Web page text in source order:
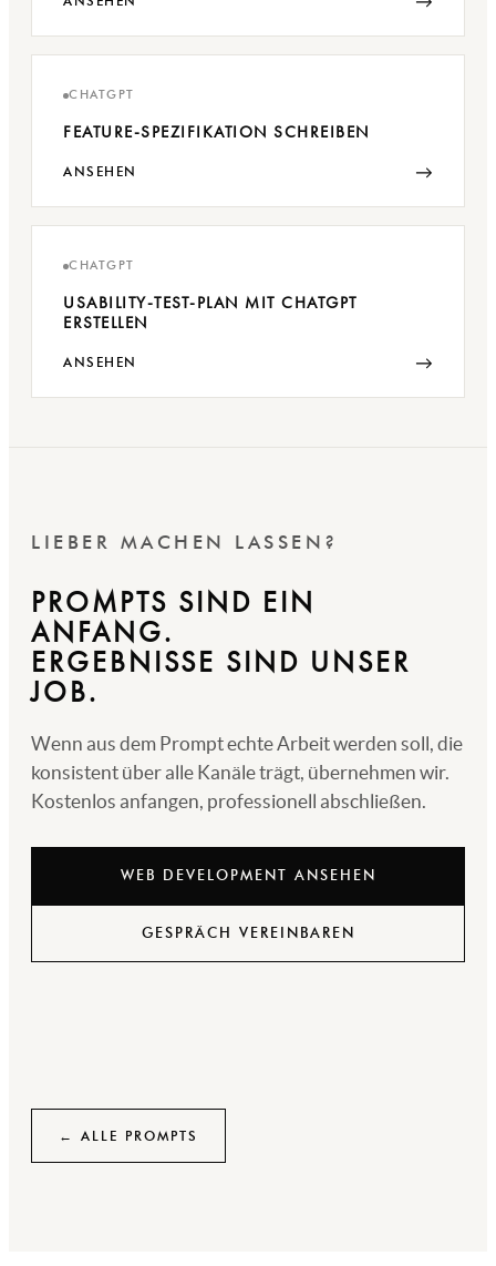
CHATGPT
FEATURE-SPEZIFIKATION SCHREIBEN
ANSEHEN →
CHATGPT
USABILITY-TEST-PLAN MIT CHATGPT
ERSTELLEN
ANSEHEN →
LIEBER MACHEN LASSEN?
PROMPTS SIND EIN
ANFANG.
ERGEBNISSE SIND UNSER
JOB.
Wenn aus dem Prompt echte Arbeit werden soll, die
konsistent über alle Kanäle trägt, übernehmen wir.
Kostenlos anfangen, professionell abschließen.
WEB DEVELOPMENT ANSEHEN
GESPRÄCH VEREINBAREN
← ALLE PROMPTS